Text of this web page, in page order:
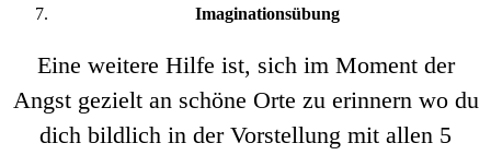
Imaginationsübung
Eine weitere Hilfe ist, sich im Moment der
Angst gezielt an schöne Orte zu erinnern wo du
dich bildlich in der Vorstellung mit allen 5